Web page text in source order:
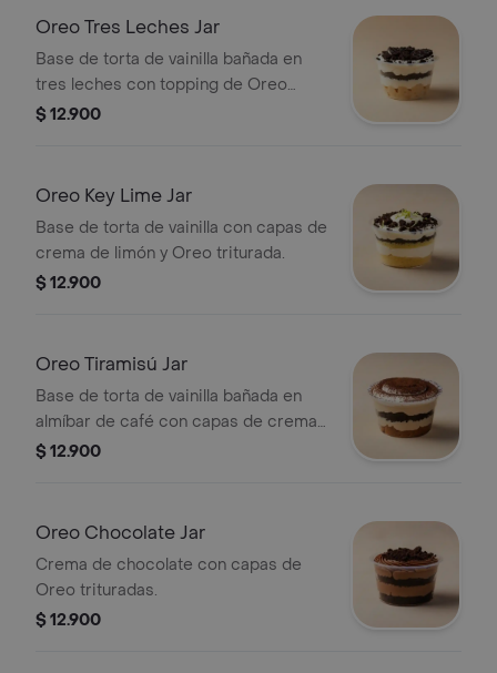
Oreo Tres Leches Jar
Base de torta de vainilla bañada en
tres leches con topping de Oreo
triturada.
$ 12.900
Oreo Key Lime Jar
Base de torta de vainilla con capas de
crema de limón y Oreo triturada.
$ 12.900
Oreo Tiramisú Jar
Base de torta de vainilla bañada en
almíbar de café con capas de crema
de tiramisú y Oreo.
$ 12.900
Oreo Chocolate Jar
Crema de chocolate con capas de
Oreo trituradas.
$ 12.900